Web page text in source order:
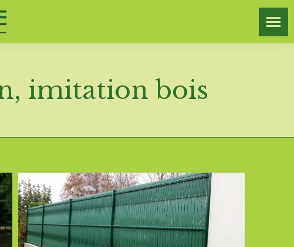
imitation bois